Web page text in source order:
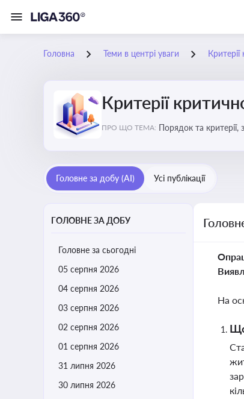
Головна Теми в центрі уваги
Критерії
ПРО ЩО ТЕМА: Порядок та
Головне за добу (AI) Усі публікації
ГОЛОВНЕ ЗА ДОБУ
Головне за сьогодні
05 серпня 2026
04 серпня 2026
03 серпня 2026
02 серпня 2026
01 серпня 2026
31 липня 2026
30 липня 2026
На
Що